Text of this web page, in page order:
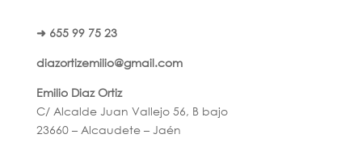
➜ 655 99 75 23
diazortizemilio@gmail.com
Emilio Diaz Ortiz
C/ Alcalde Juan Vallejo 56, B bajo
23660 – Alcaudete – Jaén